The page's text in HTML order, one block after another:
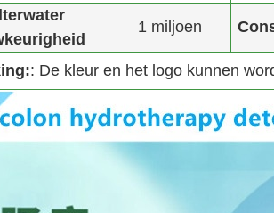
1 miljoen
: De kleur en het logo kunnen